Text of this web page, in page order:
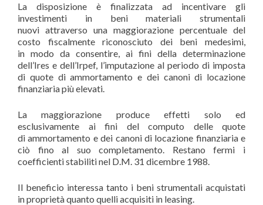
La disposizione è finalizzata ad incentivare gli
investimenti in beni materiali strumentali
nuovi attraverso una maggiorazione percentuale del
costo fiscalmente riconosciuto dei beni medesimi,
in modo da consentire, ai fini della determinazione
dell’Ires e dell’Irpef, l’imputazione al periodo di imposta
di quote di ammortamento e dei canoni di locazione
finanziaria più elevati.
La maggiorazione produce effetti solo ed
esclusivamente ai fini del computo delle quote
di ammortamento e dei canoni di locazione finanziaria e
ciò fino al suo completamento. Restano fermi i
coefficienti stabiliti nel D.M. 31 dicembre 1988.
Il beneficio interessa tanto i beni strumentali acquistati
in proprietà quanto quelli acquisiti in leasing.